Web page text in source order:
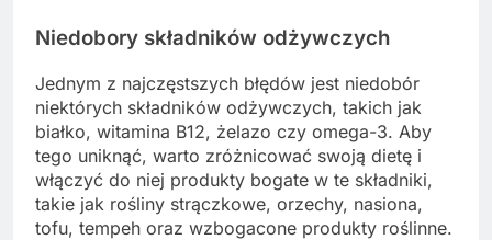
Niedobory składników odżywczych
Jednym z najczęstszych błędów jest niedobór
niektórych składników odżywczych, takich jak
białko, witamina B12, żelazo czy omega-3. Aby
tego uniknąć, warto zróżnicować swoją dietę i
włączyć do niej produkty bogate w te składniki,
takie jak rośliny strączkowe, orzechy, nasiona,
tofu, tempeh oraz wzbogacone produkty roślinne.